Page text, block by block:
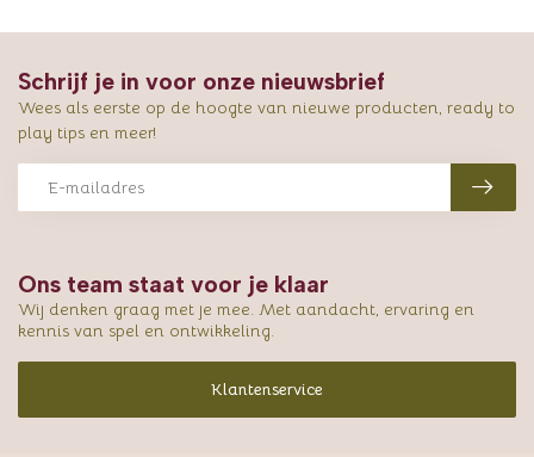
Ons team staat voor je klaar
Wij denken graag met je mee. Met aandacht, ervaring en
kennis van spel en ontwikkeling.
Klantenservice
Schrijf je in voor onze nieuwsbrief
Wees als eerste op de hoogte van nieuwe producten, ready to
play tips en meer!